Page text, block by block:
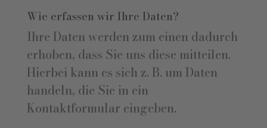
Wie erfassen wir Ihre Daten?
Ihre Daten werden zum einen dadurch
erhoben, dass Sie uns diese mitteilen.
Hierbei kann es sich z. B. um Daten
handeln, die Sie in ein
Kontaktformular eingeben.